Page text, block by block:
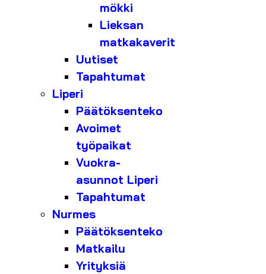
mökki
Lieksan
matkakaverit
Uutiset
Tapahtumat
Liperi
Päätöksenteko
Avoimet
työpaikat
Vuokra-
asunnot Liperi
Tapahtumat
Nurmes
Päätöksenteko
Matkailu
Yrityksiä